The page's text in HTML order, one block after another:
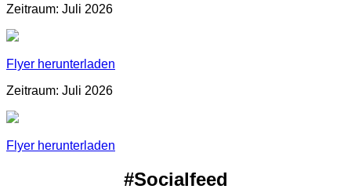
Zeitraum: Juli 2026
Flyer herunterladen
Zeitraum: Juli 2026
Flyer herunterladen
#Socialfeed